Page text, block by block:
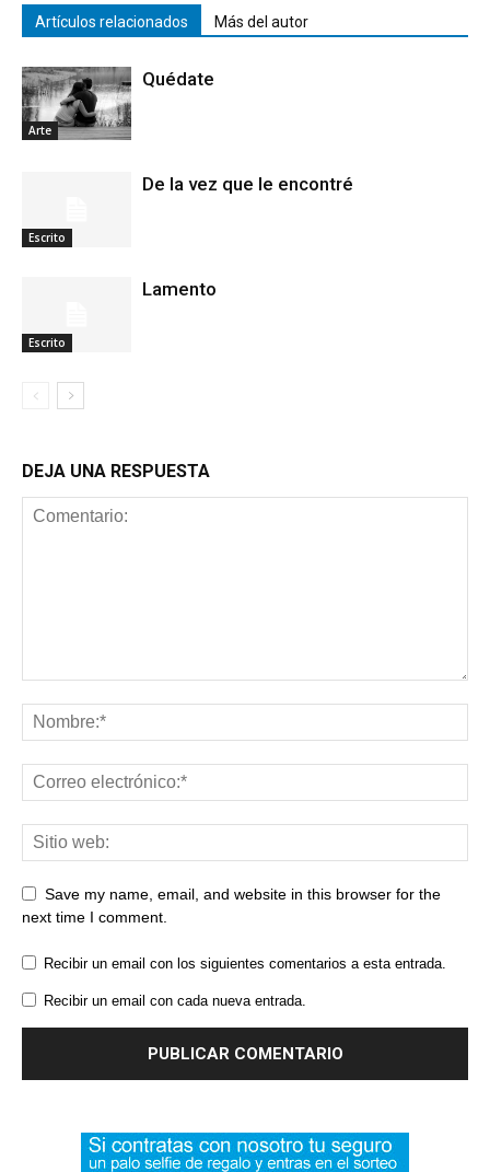
Artículos relacionados Más del autor
Arte
Quédate
Escrito
De la vez que le encontré
Escrito
Lamento
DEJA UNA RESPUESTA
Save my name, email, and website in this browser for the
next time I comment.
Recibir un email con los siguientes comentarios a esta entrada.
Recibir un email con cada nueva entrada.